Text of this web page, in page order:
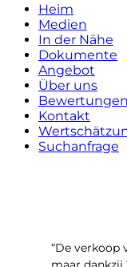
Heim
Medien
In der Nähe
Dokumente
Angebot
Über uns
Bewertungen
Kontakt
Suchanfrage
“​De verkoop